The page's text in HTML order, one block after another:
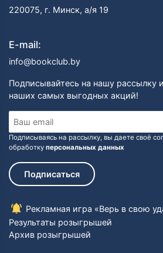
220075, г. Минск, а/я 19
E-mail:
info@bookclub.by
Подписывайтесь на нашу рассылку
наших самых выгодных акций!
Подписываясь на рассылку, вы даете своё
обработку персональных данных
Подписаться
Рекламная игра «Верь в свою
Результаты розыгрышей
Архив розыгрышей